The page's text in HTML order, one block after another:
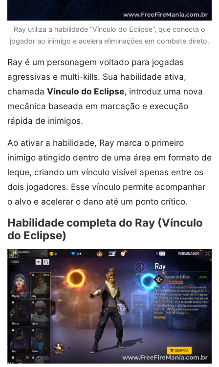
Ray utiliza a habilidade “Vínculo do Eclipse”, que conecta o
jogador ao inimigo e acelera eliminações em combate direto.
Ray é um personagem voltado para jogadas
agressivas e multi-kills. Sua habilidade ativa,
chamada Vínculo do Eclipse, introduz uma nova
mecânica baseada em marcação e execução
rápida de inimigos.
Ao ativar a habilidade, Ray marca o primeiro
inimigo atingido dentro de uma área em formato de
leque, criando um vínculo visível apenas entre os
dois jogadores. Esse vínculo permite acompanhar
o alvo e acelerar o dano até um ponto crítico.
Habilidade completa do Ray (Vínculo
do Eclipse)